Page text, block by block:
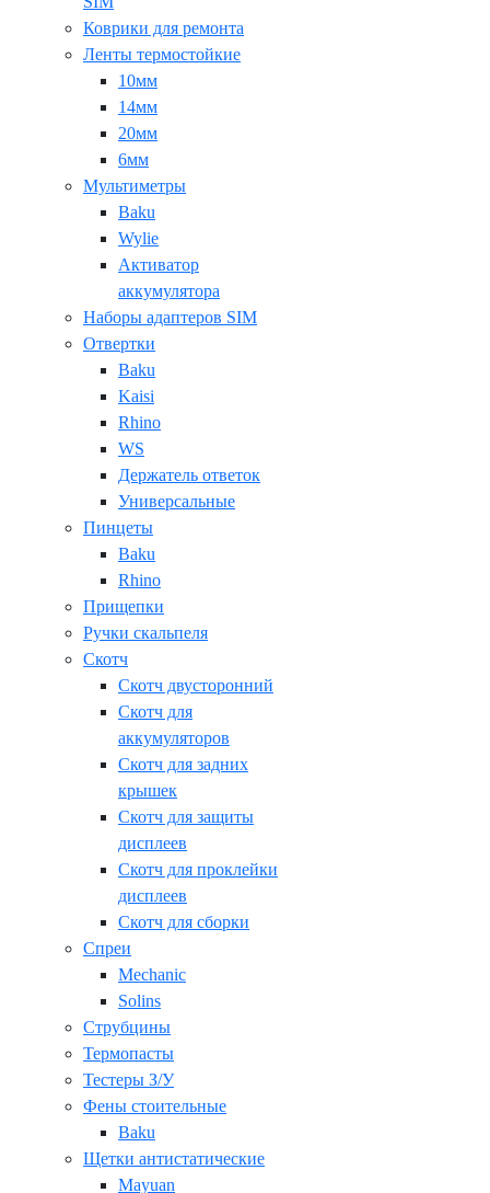
Коврики для ремонта
Ленты термостойкие
10мм
14мм
20мм
6мм
Мультиметры
Baku
Wylie
Активатор
аккумулятора
Наборы адаптеров SIM
Отвертки
Baku
Kaisi
Rhino
WS
Держатель ответок
Универсальные
Пинцеты
Baku
Rhino
Прищепки
Ручки скальпеля
Скотч
Скотч двусторонний
Скотч для
аккумуляторов
Скотч для задних
крышек
Скотч для защиты
дисплеев
Скотч для проклейки
дисплеев
Скотч для сборки
Спреи
Mechanic
Solins
Струбцины
Термопасты
Тестеры З/У
Фены стоительные
Baku
Щетки антистатические
Mayuan